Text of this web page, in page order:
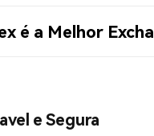
é a Melhor
e Segura